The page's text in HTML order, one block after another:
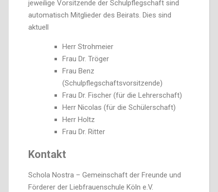
jeweilige Vorsitzende der Schulpflegschaft sind
automatisch Mitglieder des Beirats. Dies sind
aktuell
Herr Strohmeier
Frau Dr. Tröger
Frau Benz
(Schulpflegschaftsvorsitzende)
Frau Dr. Fischer (für die Lehrerschaft)
Herr Nicolas (für die Schülerschaft)
Herr Holtz
Frau Dr. Ritter
Kontakt
Schola Nostra – Gemeinschaft der Freunde und
Förderer der Liebfrauenschule Köln e.V.